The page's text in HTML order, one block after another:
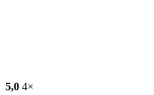
5,0 4×